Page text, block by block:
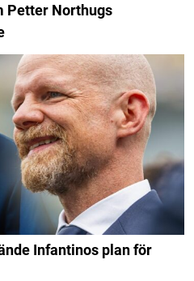
Petter Northugs
Infantinos plan för